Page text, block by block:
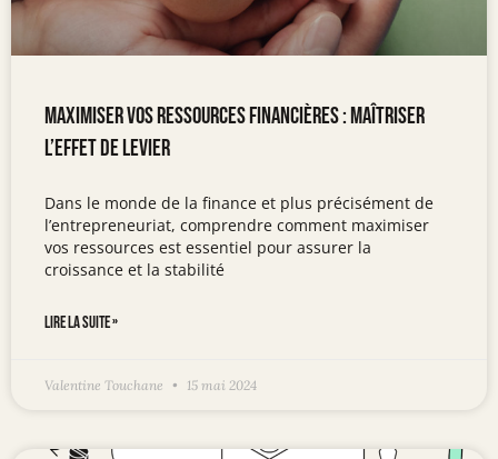
Maximiser vos ressources financières : Maîtriser
l’effet de levier
Dans le monde de la finance et plus précisément de
l’entrepreneuriat, comprendre comment maximiser
vos ressources est essentiel pour assurer la
croissance et la stabilité
LIRE LA SUITE »
Valentine Touchane 15 mai 2024